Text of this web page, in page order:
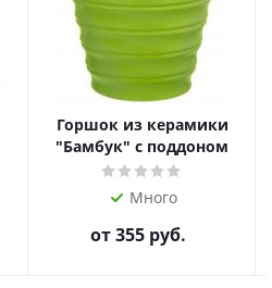
Горшок из керамики
"Бамбук" с поддоном
Много
от355 руб.